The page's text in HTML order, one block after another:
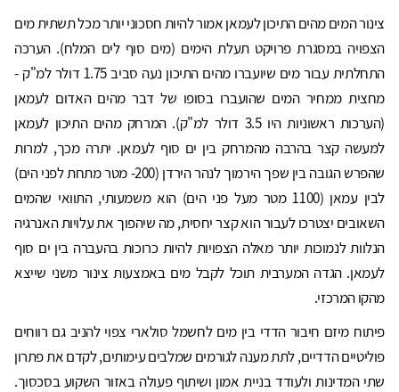
צינור המים מהים התיכון לעמאן אמור להיות חסכוני יותר מכל תשתית מים
הצפויה במסגרת פרויקט תעלת הימים (מים סוף לים המלח). הערכה
התחלתית עבור מים שיועברו מהים התיכון נעה סביב 1.75 דולר למ"ק -
מחצית ממחיר המים שהועברו בסופו של דבר מהים האדום לעמאן
(הערכות ראשוניות היו 3.5 דולר למ"ק). המרחק מהים התיכון לעמאן
למעשה קצר בהרבה מהמרחק בין ים סוף לעמאן. יתרה מכך, למרות
שהפרש הגובה בין שפך הירמוך לנהר הירדן (200- מטר מתחת לפני הים)
לבין עמאן (1100 מטר מעל פני הים) הוא משמעותי, התוואי שהמים
השאובים יצטרכו לעבור הוא קצר יחסית, מה שיהפוך את עלויות האנרגיה
הנלוות לנמוכות יותר מאלה הצפויות להיות כרוכות בהעברה בין ים סוף
לעמאן. הגדה המערבית תוכל לקבל מים באמצעות צינור משני שייצא
מהקו המרכזי.
פיתוח מיזם חיבור הדדי בין מים לחשמל סולארי צפוי להניב גם רווחים
פוליטיים הדדיים, לתת מענה לגורמים שמלבים עימותים, לקדם את פתרון
שתי המדינות ולעודד בניית אמון ושיתוף פעולה באזור השקוע בסכסוך.